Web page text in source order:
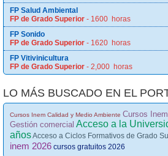
FP Salud Ambiental
FP de Grado Superior - 1600 horas
FP Sonido
FP de Grado Superior - 1620 horas
FP Vitivinicultura
FP de Grado Superior - 2,000 horas
LO MÁS BUSCADO EN EL
Cursos Inem Calidad y Medio Ambiente Cursos
Gestión comercial Acceso a la
añosAcceso a Ciclos Formativos de Grado
inem 2026 cursos gratuitos 2026